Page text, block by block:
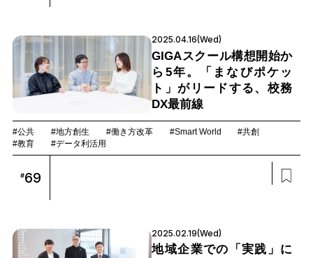
2025.04.16(Wed)
GIGAスクール構想開始か
ら5年。「まなびポケッ
ト」がリードする、校務
DX最前線
#公共 #地方創生 #働き方改革 #Smart World
#共創
#教育
#データ利活用
#69
2025.02.19(Wed)
地域企業での「実践」に